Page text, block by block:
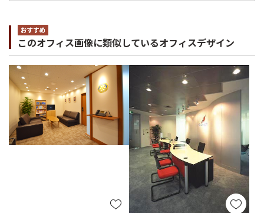
このオフィス画像に類似しているオフィスデザイン